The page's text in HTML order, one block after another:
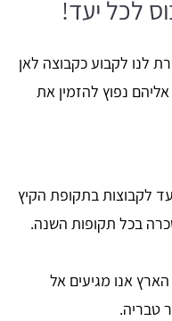
לכל יעד!
לנו לקבוע כקבוצה לאן
נפוץ להזמין את
לקבוצות בתקופת הקיץ
בכל תקופות השנה.
אנו מגיעים אל
טבריה.